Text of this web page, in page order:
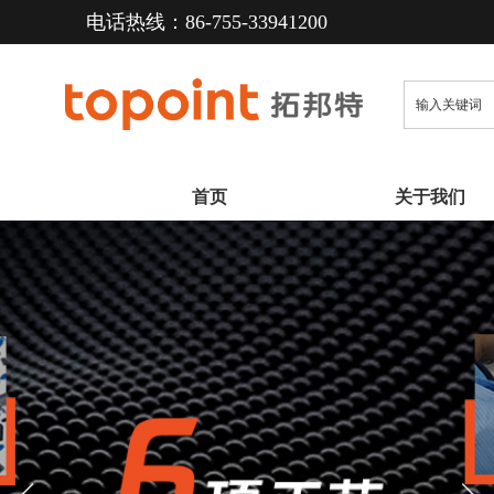
电话热线：86-755-33941200
首页 关于我们